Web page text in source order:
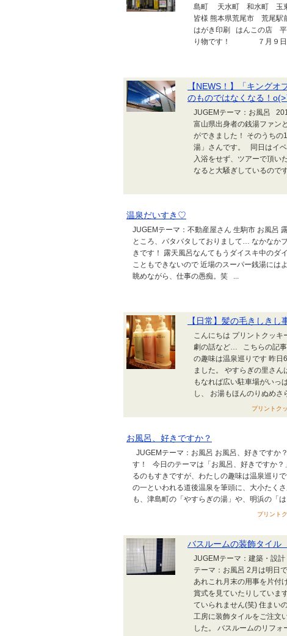
島町 天水町 和水町 玉
皆様 熊本県荒尾市
はがき印刷 はんこの店
り物です！ ７月９日
【NEWS！】「キング
のものではなくなる！
JUGEMテーマ：お風呂
富山県出身者の銭湯ファン
ができました！ そのうちの
湯」さんです。 同日はイ
入浴をせず、ツアーで頂い
なると大騒ぎしているので
温泉だいすき♡
JUGEMテーマ：不動産屋さん 生駒市 お風
ところ、バタバタしておりまして… なかなか
きです！ 露天風呂なんてもうダイスキ中のダ
こともできないので 近場のスーパー銭湯に
眺めながら、仕事の愚痴。笑 ...
【日常】髪の毛きしきし
こんにちは プリントクッ
劇の話など… こちらの記事
の趣味は温泉巡りです 昨日
ました。 やすらぎの里さん
もなれば広い駐車場がいっ
し、 お湯もほんのりぬめ
プリントク
お風呂、好きですか？
JUGEMテーマ：お風呂 お風呂、好きです
す！ 今日のテーマは「お風呂、好きですか
るのもすきですが、わたしの趣味は温泉巡り
の一といわれる道後温泉を筆頭に、大小たく
も、津島町の「やすらぎの湯」や、明浜の「
プリント
バスルームの装飾タイ
JUGEMテーマ：建築・設
テーマ：お風呂 2月は明日
あれこれ月末の用事を片付
賞式を見ていたりしていま
ていられません(笑) 住まい
工房に装飾タイルをご注文
した。 バスルームのリフォ